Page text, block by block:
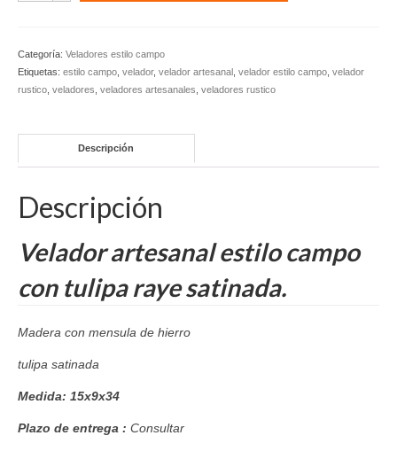
Categoría: Veladores estilo campo
Etiquetas: estilo campo velador, velador artesanal velador estilo campo velador
rustico veladores veladores artesanales veladores rustico
Descripción
Descripción
Velador artesanal estilo campo
con tulipa raye satinada.
Madera con mensula de hierro
tulipa satinada
Medida: 15x9x34
Plazo de entrega : Consultar